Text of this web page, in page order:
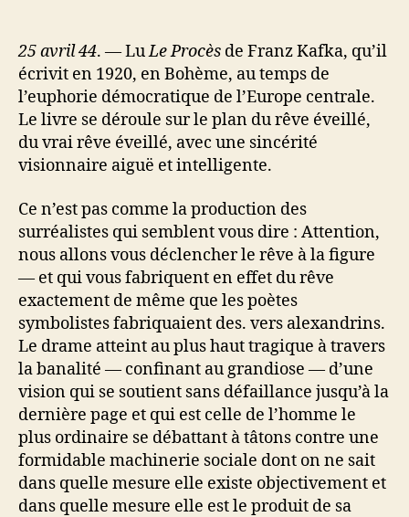
25 avril 44. — LuLe Procès de Franz Kafka, qu’il
écrivit en 1920, en Bohème, au temps de
l’euphorie démocratique de l’Europe centrale.
Le livre se déroule sur le plan du rêve éveillé,
du vrai rêve éveillé, avec une sincérité
visionnaire aiguë et intelligente.
Ce n’est pas comme la production des
surréalistes qui semblent vous dire : Attention,
nous allons vous déclencher le rêve à la figure
— et qui vous fabriquent en effet du rêve
exactement de même que les poètes
symbolistes fabriquaient des. vers alexandrins.
Le drame atteint au plus haut tragique à travers
la banalité — confinant au grandiose — d’une
vision qui se soutient sans défaillance jusqu’à la
dernière page et qui est celle de l’homme le
plus ordinaire se débattant à tâtons contre une
formidable machinerie sociale dont on ne sait
dans quelle mesure elle existe objectivement et
dans quelle mesure elle est le produit de sa